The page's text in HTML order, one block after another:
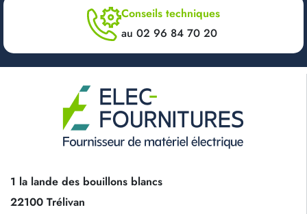
Conseils techniques
au 02 96 84 70 20
1 la lande des bouillons blancs
22100 Trélivan